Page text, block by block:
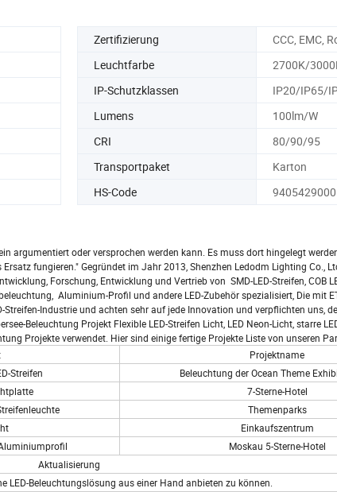
Zertifizierung
CCC, EMC,
Leuchtfarbe
2700K/
IP-Schutzklassen
IP20/IP65/
Lumens
100lm/W
CRI
80/90/95
Transportpaket
Karton
HS-Code 9405429000
argumentiert oder versprochen werden kann. Es muss dort hingelegt
fungieren." Gegründet im Jahr 2013, Shenzhen Ledodm Lighting Co.,
Forschung, Entwicklung und Vertrieb von SMD-LED-Streifen, COB
Aluminium-Profil und andere LED-Zubehör spezialisiert, Die mit
Industrie und achten sehr auf jede Innovation und verpflichten uns,
Beleuchtung Projekt Flexible LED-Streifen Licht, LED Neon-Licht, starre
Projekte verwendet. Hier sind einige fertige Projekte Liste von unseren
Projektname
Streifen
Beleuchtung der Ocean Theme
7-Sterne-Hotel
Themenparks
Einkaufszentrum
Moskau 5-Sterne-Hotel
Aktualisierung
LED-Beleuchtungslösung aus einer Hand anbieten zu können.